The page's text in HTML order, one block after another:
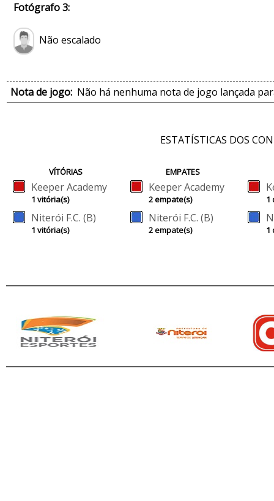
Fotógrafo 3:
Não escalado
Nota de jogo: Não há nenhuma nota de jogo lançada
ESTATÍSTICAS DOS
VÍTÓRIAS
Keeper Academy
1 vitória(s)
Niterói F.C. (B)
1 vitória(s)
EMPATES
Keeper Academy
2 empate(s)
Niterói F.C. (B)
2 empate(s)
1
1